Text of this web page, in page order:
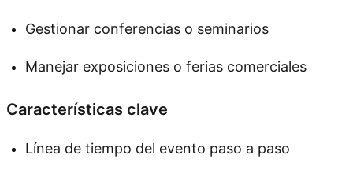
Gestionar conferencias o seminarios
Manejar exposiciones o ferias comerciales
Características clave
Línea de tiempo del evento paso a paso